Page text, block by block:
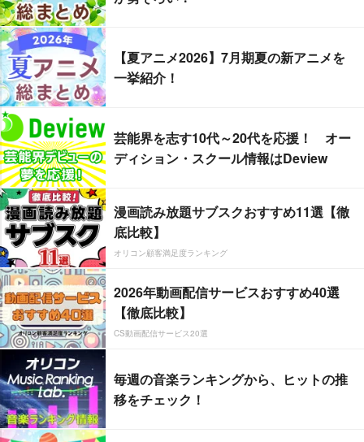
【夏アニメ2026】7月期夏の新アニメを
一挙紹介！
芸能界を志す10代～20代を応援！ オー
ディション・スクール情報はDeview
漫画読み放題サブスクおすすめ11選【徹
底比較】
オリコン顧客満足度ランキング
2026年動画配信サービスおすすめ40選
【徹底比較】
CS動画配信サービス20選
毎週の音楽ランキングから、ヒットの推
移をチェック！